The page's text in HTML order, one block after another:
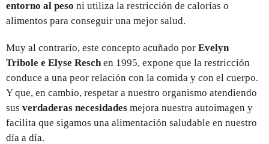
entorno al peso ni utiliza la restricción de calorías o
alimentos para conseguir una mejor salud.
Muy al contrario, este concepto acuñado por Evelyn
Tribole e Elyse Reschen 1995, expone que la restricción
conduce a una peor relación con la comida y con el cuerpo.
Y que, en cambio, respetar a nuestro organismo atendiendo
sus verdaderas necesidades mejora nuestra autoimagen y
facilita que sigamos una alimentación saludable en nuestro
día a día.